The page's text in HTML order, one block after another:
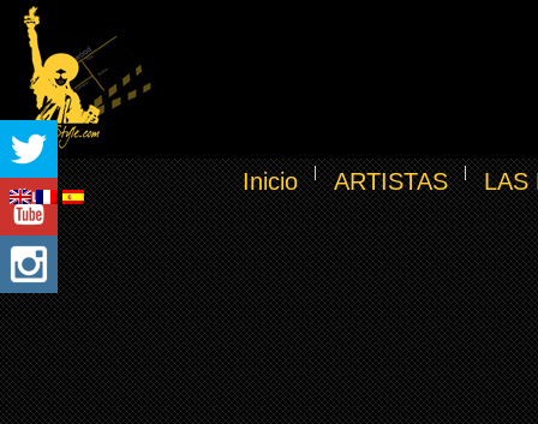
Inicio ARTISTAS LAS